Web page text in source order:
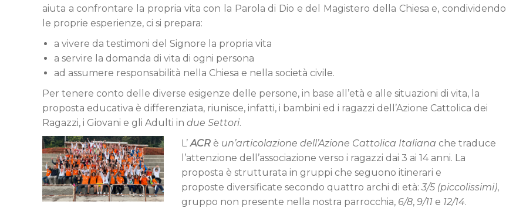
aiuta a confrontare la propria vita con la Parola di Dio e del Magistero della Chiesa e, condividendo
le proprie esperienze, ci si prepara:
a vivere da testimoni del Signore la propria vita
a servire la domanda di vita di ogni persona
ad assumere responsabilità nella Chiesa e nella società civile.
Per tenere conto delle diverse esigenze delle persone, in base all’età e alle situazioni di vita, la
proposta educativa è differenziata, riunisce, infatti, i bambini ed i ragazzi dell’Azione Cattolica dei
Ragazzi, i Giovani e gli Adulti in due Settori.
L’ACR è un’articolazione dell’Azione Cattolica Italiana che traduce
l’attenzione dell’associazione verso i ragazzi dai 3 ai 14 anni. La
proposta è strutturata in gruppi che seguono itinerari e
proposte diversificate secondo quattro archi di età: 3/5 (piccolissimi),
gruppo non presente nella nostra parrocchia, 6/8, 9/11 e 12/14.